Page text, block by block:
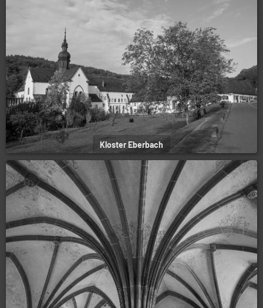
Kloster Eberbach